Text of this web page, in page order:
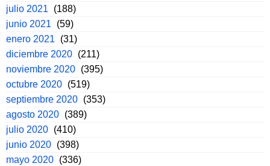
julio 2021
(188)
junio 2021
(59)
enero 2021
(31)
diciembre 2020 (211)
noviembre 2020 (395)
octubre 2020 (519)
septiembre 2020 (353)
agosto 2020 (389)
julio 2020 (410)
junio 2020 (398)
mayo 2020 (336)